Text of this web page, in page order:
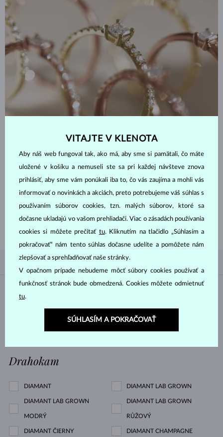
ZAČNITE TÝMNAJLEPŠÍM
Inšpirujte sa nedávno zakúpenými zlatými prsteňmi a naším spracovaním
nadčasového aj klasického dizajnu.
PODĽA OBĽÚBENOSTI 0/0
Materiál
ŽLTÉ ZLATO
RUŽOVÉ ZLATO
Drahokam
DIAMANT DIAMANT LAB GROWN
DIAMANT LAB GROWN
MODRÝ
DIAMANT LAB GROWN
RŮŽOVÝ
DIAMANT ČIERNY DIAMANT CHAMPAGNE
VITAJTE V KLENOTA
Aby náš web fungoval tak, ako má, aby sme si pamätali, čo máte
uložené v košíku a nemuseli ste sa pri každej návšteve znova
prihlásiť, aby sme vám ponúkali iba to, čo vás zaujíma a mohli vás
informovať o novinkách a akciách, preto potrebujeme váš súhlas s
používaním súborov cookies, tzn. malých súborov, ktoré sa
dočasne ukladajú vo vašom prehliadači. Viac o zásadách používania
cookies si môžete prečítať tu. Kliknutím na tlačidlo „Súhlasím a
pokračovať“ nám tento súhlas dočasne udelíte a pomôžete nám
zlepšovať a sprehľadňovať naše stránky.
V opačnom prípade nebudeme môcť súbory cookies používať a
funkčnosť stránok bude obmedzená. Cookies môžete odmietnuť
tu.
SÚHLASÍM A POKRAČOVAŤ